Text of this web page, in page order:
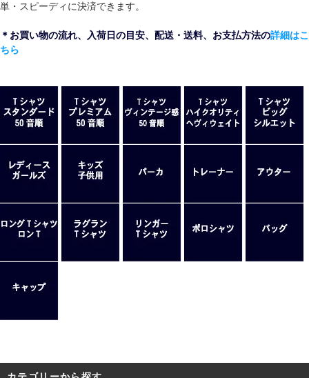
単・スピーディに決済できます。
＊お買い物の流れ、入荷日の目安、配送・送料、お支払方法の詳細はこ
ちら